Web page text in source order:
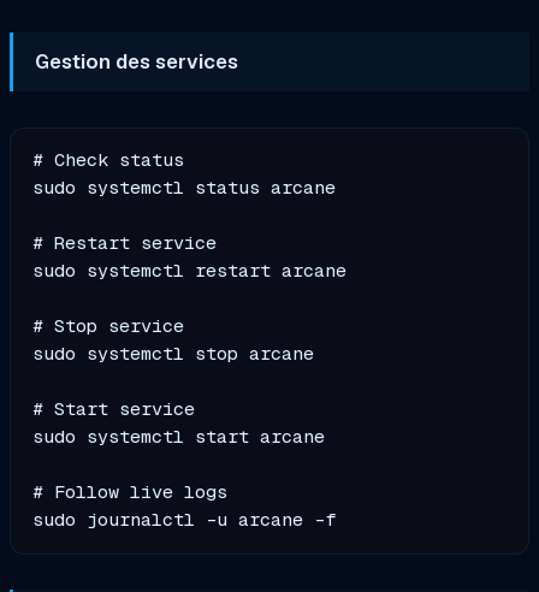
Gestion des services
# Check status
sudo systemctl status arcane
# Restart service
sudo systemctl restart arcane
# Stop service
sudo systemctl stop arcane
# Start service
sudo systemctl start arcane
# Follow live logs